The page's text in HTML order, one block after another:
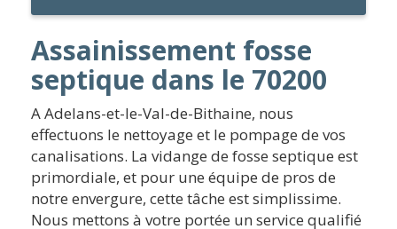
Assainissement fosse
septique dans le 70200
A Adelans-et-le-Val-de-Bithaine, nous
effectuons le nettoyage et le pompage de vos
canalisations. La vidange de fosse septique est
primordiale, et pour une équipe de pros de
notre envergure, cette tâche est simplissime.
Nous mettons à votre portée un service qualifié